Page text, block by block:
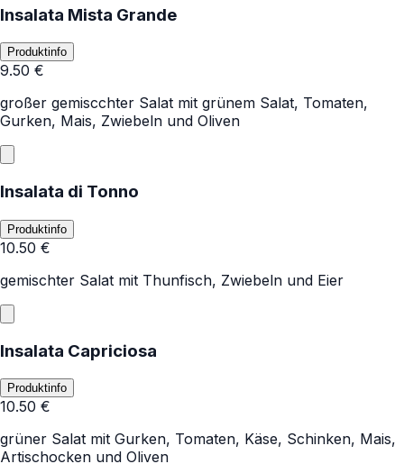
Insalata Mista Grande
Produktinfo
9.50 €
großer gemiscchter Salat mit grünem Salat, Tomaten,
Gurken, Mais, Zwiebeln und Oliven
Insalata di Tonno
Produktinfo
10.50 €
gemischter Salat mit Thunfisch, Zwiebeln und Eier
Insalata Capriciosa
Produktinfo
10.50 €
grüner Salat mit Gurken, Tomaten, Käse, Schinken, Mais,
Artischocken und Oliven